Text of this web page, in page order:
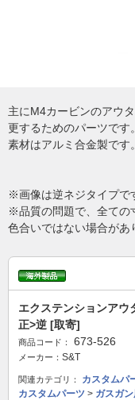
主にM4カービンのアウ
更するためのパーツです。
素材はアルミ合金製です。
※画像は逆ネジタイプで
※品質の問題で、全ての
色合いではない場合があ
エクステンションア
正>逆 [取寄]
商品コード： 673-526
メーカー： S&T
関連カテゴリ： カスタムパ
カスタムパーツ > ガスガ